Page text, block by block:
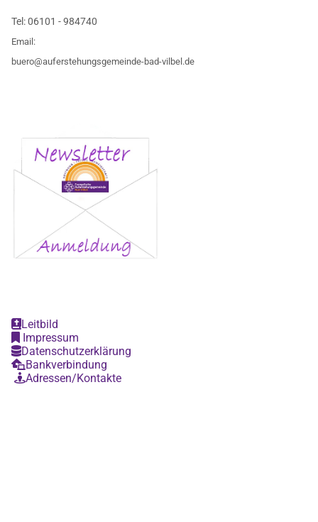
Tel:06101 - 984740
Email:
buero@auferstehungsgemeinde-bad-vilbel.de
Leitbild
Impressum
Datenschutzerklärung
Bankverbindung
Adressen/Kontakte